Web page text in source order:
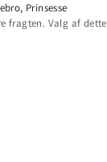
Prinsesse
fragten. Valg af dette